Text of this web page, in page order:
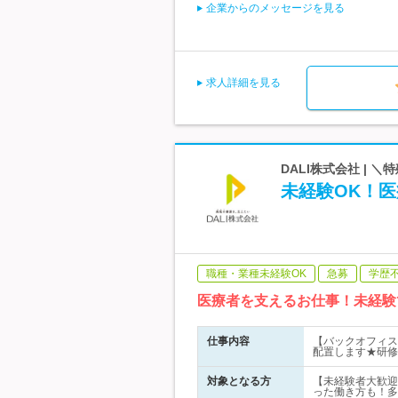
企業からのメッセージを見る
求人詳細を見る
DALI株式会社 | ＼
未経験OK！
職種・業種未経験OK 急募 学歴
医療者を支えるお仕事！未経
仕事内容
【バックオフィ
配置します★研
対象となる方
【未経験者大歓
った働き方も！